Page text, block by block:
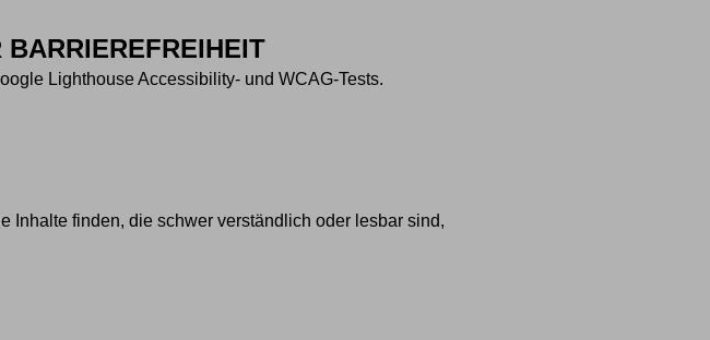
Lighthouse Accessibility- und WCAG-Tests.
Inhalte finden, die schwer verständlich oder lesbar sind,